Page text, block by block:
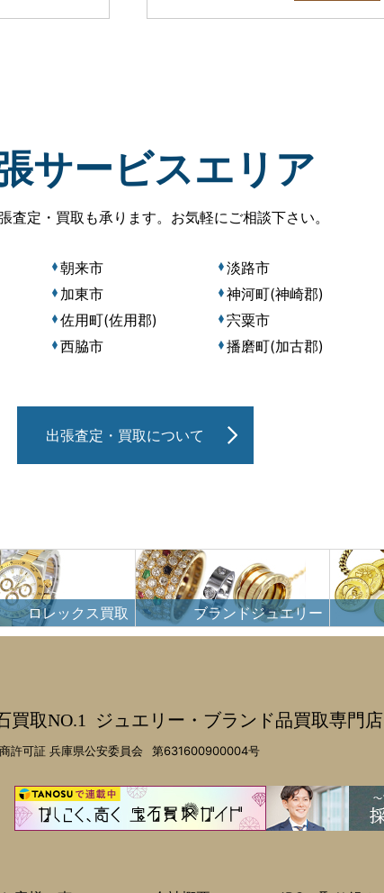
サービスエリア
査定・買取も承ります。 お気軽にご相談下さい。
朝来市 淡路市
加東市 神河町(神崎郡)
佐用町(佐用郡) 宍粟市
西脇市 播磨町(加古郡)
出張査定・買取について
ロレックス買取 ブランドジュエリー
買取NO.1 ジュエリー・ブランド品買取専門店
許可証 兵庫県公安委員会 第631600900004号